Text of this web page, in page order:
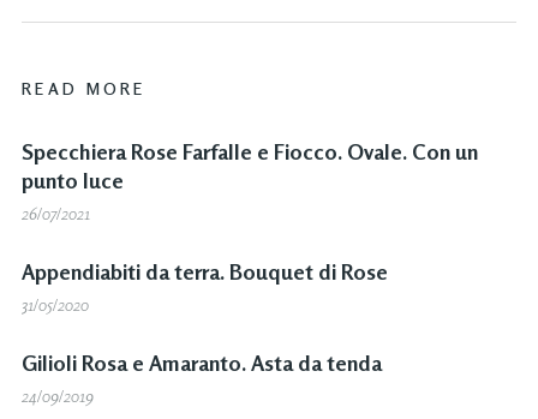
READ MORE
Specchiera Rose Farfalle e Fiocco. Ovale. Con un
punto luce
26/07/2021
Appendiabiti da terra. Bouquet di Rose
31/05/2020
Gilioli Rosa e Amaranto. Asta da tenda
24/09/2019